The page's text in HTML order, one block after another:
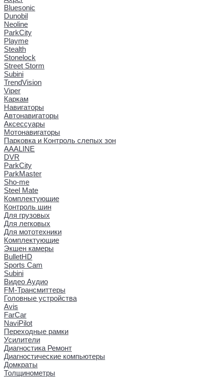
Bluesonic
Dunobil
Neoline
ParkCity
Playme
Stealth
Stonelock
Street Storm
Subini
TrendVision
Viper
Каркам
Навигаторы
Автонавигаторы
Аксессуары
Мотонавигаторы
Парковка и Контроль слепых зон
AAALINE
DVR
ParkCity
ParkMaster
Sho-me
Steel Mate
Комплектующие
Контроль шин
Для грузовых
Для легковых
Для мототехники
Комплектующие
Экшен камеры
BulletHD
Sports Cam
Subini
Видео Аудио
FM-Трансмиттеры
Головные устройства
Avis
FarCar
NaviPilot
Переходные рамки
Усилители
Диагностика Ремонт
Диагностические компьютеры
Домкраты
Толщинометры